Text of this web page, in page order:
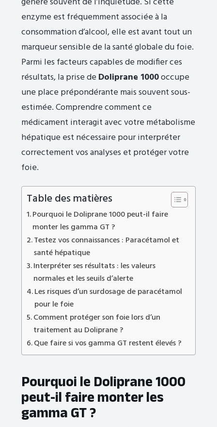
enzyme est fréquemment associée à la
consommation d’alcool, elle est avant tout un
marqueur sensible de la santé globale du foie.
Parmi les facteurs capables de modifier ces
résultats, la prise de Doliprane 1000occupe
une place prépondérante mais souvent sous-
estimée. Comprendre comment ce
médicament interagit avec votre métabolisme
hépatique est nécessaire pour interpréter
correctement vos analyses et protéger votre
foie.
Table des matières
Pourquoi le Doliprane 1000 peut-il faire
monter les gamma GT ?
Testez vos connaissances : Paracétamol et
santé hépatique
Interpréter ses résultats : les valeurs
normales et les seuils d’alerte
Les risques d’un surdosage de paracétamol
pour le foie
Comment protéger son foie lors d’un
traitement au Doliprane ?
Que faire si vos gamma GT restent élevés ?
Pourquoi le Doliprane 1000
peut-il faire monter les
gamma GT ?